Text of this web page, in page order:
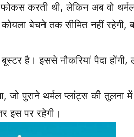
करती थी, लेकिन अब वो
बेचने तक सीमित नहीं रहेगी,
है। इससे नौकरियां पैदा
जो पुराने थर्मल प्लांट्स की
इस पर रहेगी।